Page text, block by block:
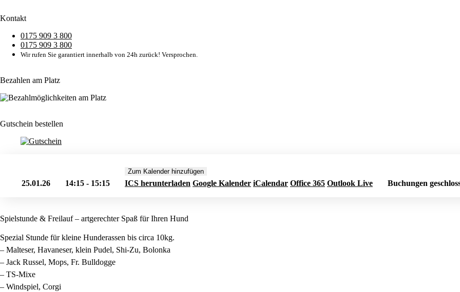
Kontakt
0175 909 3 800
0175 909 3 800
Wir rufen Sie garantiert innerhalb von 24h zurück! Versprochen.
Bezahlen am Platz
Gutschein bestellen
25.01.26 14:15 - 15:15
Zum Kalender hinzufügen
ICS herunterladen Google Kalender iCalendar Office 365 Outlook Live Buchungen
Spielstunde & Freilauf – artgerechter Spaß für Ihren Hund
Spezial Stunde für kleine Hunderassen bis circa 10kg.
– Malteser, Havaneser, klein Pudel, Shi-Zu, Bolonka
– Jack Russel, Mops, Fr. Bulldogge
– TS-Mixe
– Windspiel, Corgi